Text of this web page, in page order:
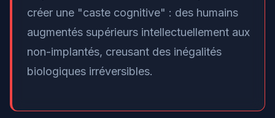
créer une "caste cognitive" : des humains
augmentés supérieurs intellectuellement aux
non-implantés, creusant des inégalités
biologiques irréversibles.